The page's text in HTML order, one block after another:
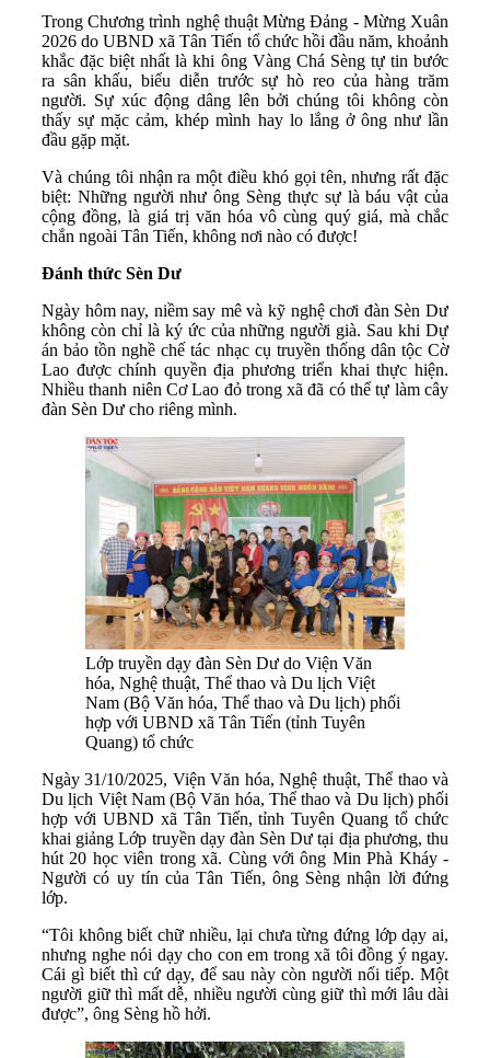
Trong Chương trình nghệ thuật Mừng Đảng - Mừng Xuân
2026 do UBND xã Tân Tiến tổ chức hồi đầu năm, khoảnh
khắc đặc biệt nhất là khi ông Vàng Chá Sèng tự tin bước
ra sân khấu, biểu diễn trước sự hò reo của hàng trăm
người. Sự xúc động dâng lên bởi chúng tôi không còn
thấy sự mặc cảm, khép mình hay lo lắng ở ông như lần
đầu gặp mặt.
Và chúng tôi nhận ra một điều khó gọi tên, nhưng rất đặc
biệt: Những người như ông Sèng thực sự là báu vật của
cộng đồng, là giá trị văn hóa vô cùng quý giá, mà chắc
chắn ngoài Tân Tiến, không nơi nào có được!
Đánh thức Sèn Dư
Ngày hôm nay, niềm say mê và kỹ nghệ chơi đàn Sèn Dư
không còn chỉ là ký ức của những người già. Sau khi Dự
án bảo tồn nghề chế tác nhạc cụ truyền thống dân tộc Cờ
Lao được chính quyền địa phương triển khai thực hiện.
Nhiều thanh niên Cơ Lao đỏ trong xã đã có thể tự làm cây
đàn Sèn Dư cho riêng mình.
Lớp truyền dạy đàn Sèn Dư do Viện Văn
hóa, Nghệ thuật, Thể thao và Du lịch Việt
Nam (Bộ Văn hóa, Thể thao và Du lịch) phối
hợp với UBND xã Tân Tiến (tỉnh Tuyên
Quang) tổ chức
Ngày 31/10/2025, Viện Văn hóa, Nghệ thuật, Thể thao và
Du lịch Việt Nam (Bộ Văn hóa, Thể thao và Du lịch) phối
hợp với UBND xã Tân Tiến, tỉnh Tuyên Quang tổ chức
khai giảng Lớp truyền dạy đàn Sèn Dư tại địa phương, thu
hút 20 học viên trong xã. Cùng với ông Min Phà Kháy -
Người có uy tín của Tân Tiến, ông Sèng nhận lời đứng
lớp.
“Tôi không biết chữ nhiều, lại chưa từng đứng lớp dạy ai,
nhưng nghe nói dạy cho con em trong xã tôi đồng ý ngay.
Cái gì biết thì cứ dạy, để sau này còn người nối tiếp. Một
người giữ thì mất dễ, nhiều người cùng giữ thì mới lâu dài
được”, ông Sèng hồ hởi.